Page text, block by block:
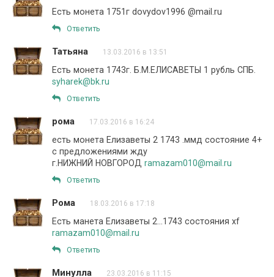
Есть монета 1751г dovydov1996 @mail.ru
Ответить
Татьяна 13.03.2016 в 13:51
Есть монета 1743г. Б.М.ЕЛИСАВЕТЫ 1 рубль СПБ.
syharek@bk.ru
Ответить
рома 17.03.2016 в 16:24
есть монета Елизаветы 2 1743 .ммд состояние 4+
с предложениями жду
г.НИЖНИЙ НОВГОРОД ramazam010@mail.ru
Ответить
Рома 18.03.2016 в 17:18
Есть манета Елизаветы 2…1743 состояния xf
ramazam010@mail.ru
Ответить
Минулла 23.03.2016 в 11:15